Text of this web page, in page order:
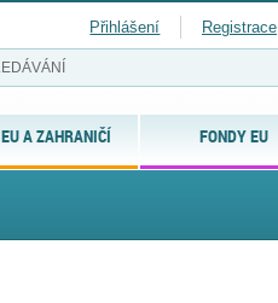
EU A ZAHRANIČÍ FONDY EU
Přihlášení Registrace